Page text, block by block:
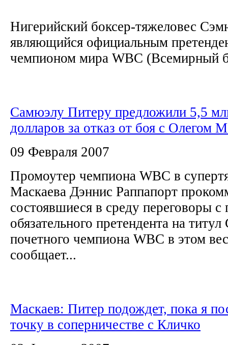
Нигерийский боксер-тяжеловес
являющийся официальным
чемпионом мира WBC (Всемирный
Самюэлу Питеру предложили 5,5
долларов за отказ от боя с Олегом
09 Февраля 2007
Промоутер чемпиона WBC в
Маскаева Дэннис Раппапорт
состоявшиеся в среду переговоры с
обязательного претендента на
почетного чемпиона WBC в этом
сообщает...
Маскаев: Питер подождет, пока я
точку в соперничестве с Кличко